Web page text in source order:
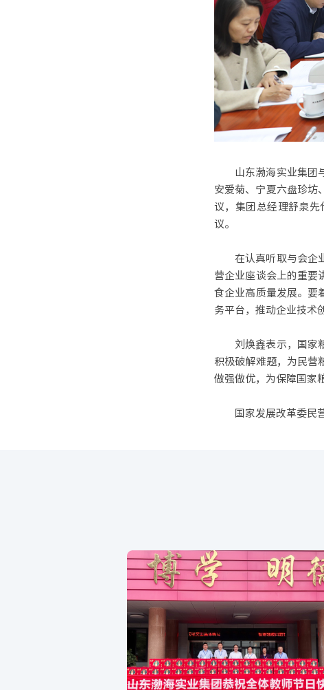
山东渤海实业集团
安爱菊、宁夏六盘珍坊
议，集团总经理舒泉先
议。
在认真听取与会企
营企业座谈会上的重要
食企业高质量发展。要
务平台，推动企业技术
刘焕鑫表示，国家
积极破解难题，为民营
做强做优，为保障国家
国家发展改革委民